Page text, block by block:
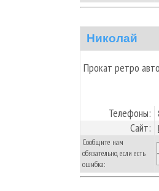
Николай
Прокат ретро
Телефоны:
Сайт:
Сообщите нам
обязательно, если есть
ошибка: